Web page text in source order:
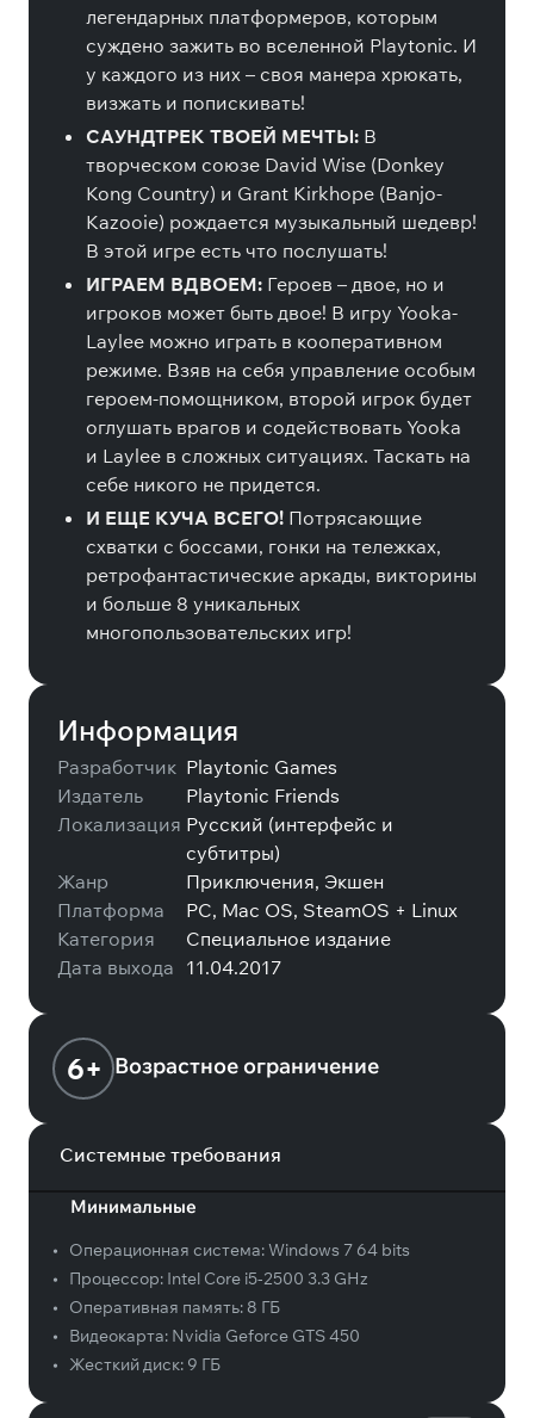
легендарных платформеров, которым
суждено зажить во вселенной Playtonic. И
у каждого из них – своя манера хрюкать,
визжать и попискивать!
САУНДТРЕК ТВОЕЙ МЕЧТЫ: В
творческом союзе David Wise (Donkey
Kong Country) и Grant Kirkhope (Banjo-
Kazooie) рождается музыкальный шедевр!
В этой игре есть что послушать!
ИГРАЕМ ВДВОЕМ: Героев – двое, но и
игроков может быть двое! В игру Yooka-
Laylee можно играть в кооперативном
режиме. Взяв на себя управление особым
героем-помощником, второй игрок будет
оглушать врагов и содействовать Yooka
и Laylee в сложных ситуациях. Таскать на
себе никого не придется.
И ЕЩЕ КУЧА ВСЕГО! Потрясающие
схватки с боссами, гонки на тележках,
ретрофантастические аркады, викторины
и больше 8 уникальных
многопользовательских игр!
Информация
Разработчик Playtonic Games
Издатель
Playtonic Friends
Локализация Русский (интерфейс и
субтитры)
Жанр
Приключения, Экшен
Платформа
PC, Mac OS, SteamOS + Linux
Категория
Специальное издание
Дата выхода 11.04.2017
6+ Возрастное ограничение
Системные требования
Минимальные
• Операционная система:Windows 7 64 bits
•
Процессор: Intel Core i5-2500 3.3 GHz
•
Оперативная память: 8 ГБ
•
Видеокарта: Nvidia Geforce GTS 450
•
Жесткий диск: 9 ГБ